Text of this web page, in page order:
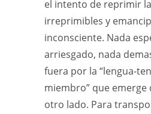
el intento de reprimir
irreprimibles y
inconsciente. Nada
arriesgado, nada
fuera por la “lengua-
miembro” que emerge
otro lado. Para